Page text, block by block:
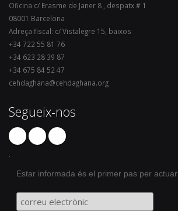
Oficina c/ Erasme de Janer 8 , despatx # 1
08001 Barcelona
Adreça fiscal: c/ Vistalegre 15, baixos
+34 722 55 81 76
+34 623 28 39 87
+34 675 84 52 47
cehdaghana@cehdaghana.org
Segueix-nos
.
Estar informada és el primer pas per actuar